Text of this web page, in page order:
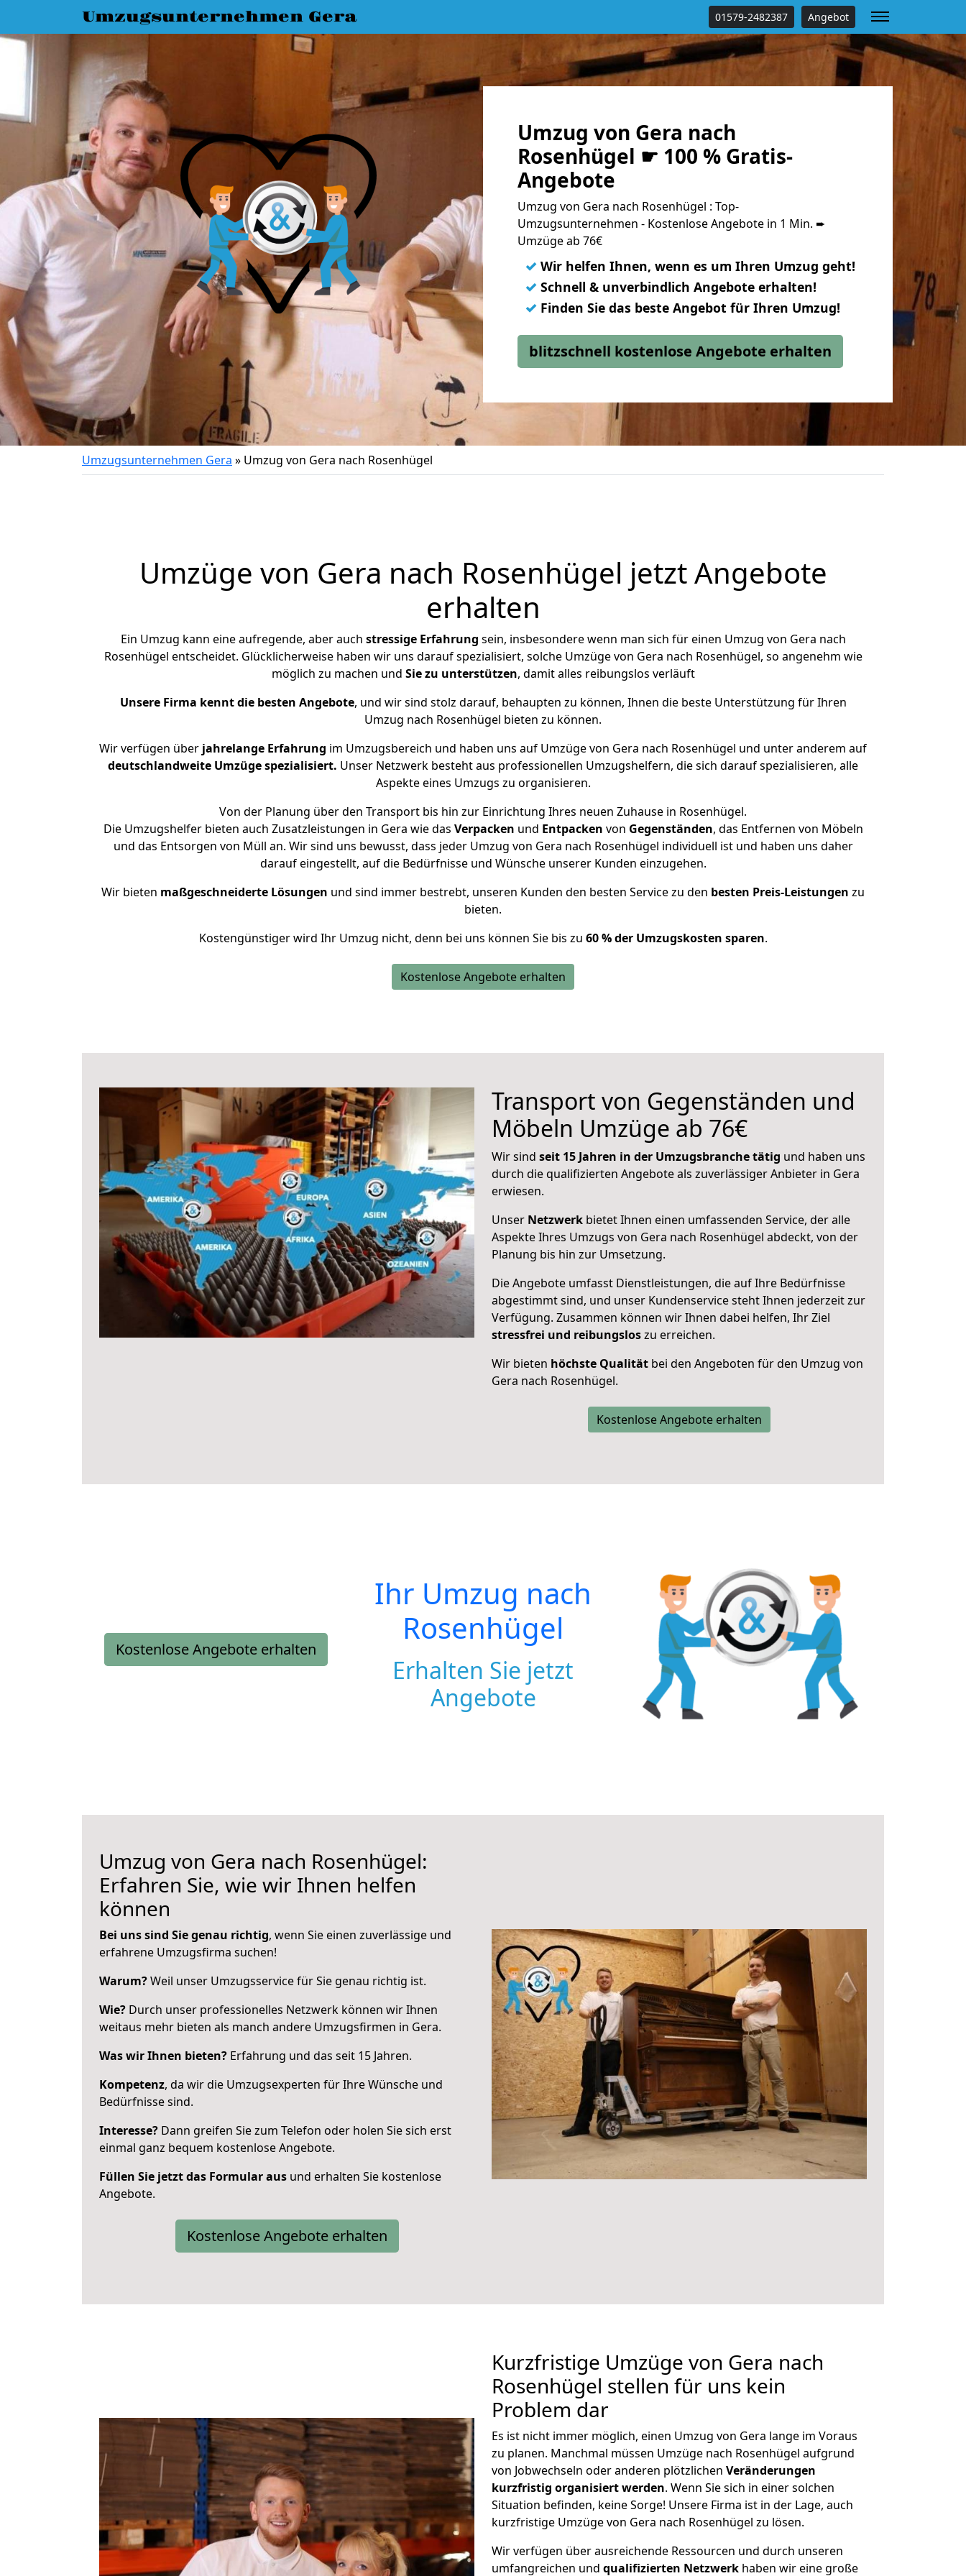
Umzugsunternehmen Gera 01579-2482387 Angebot
Umzug von Gera nach
Rosenhügel ☛ 100 % Gratis-
Angebote
Umzug von Gera nach Rosenhügel : Top-
Umzugsunternehmen - Kostenlose Angebote in 1 Min. ➨
Umzüge ab 76€
✓ Wir helfen Ihnen, wenn es um Ihren Umzug geht!
✓ Schnell & unverbindlich Angebote erhalten!
✓ Finden Sie das beste Angebot für Ihren Umzug!
blitzschnell kostenlose Angebote erhalten
Umzugsunternehmen Gera » Umzug von Gera nach Rosenhügel
Umzüge von Gera nach Rosenhügel jetzt Angebote
erhalten
Ein Umzug kann eine aufregende, aber auch stressige Erfahrung sein, insbesondere wenn man sich für einen Umzug von Gera nach
Rosenhügel entscheidet. Glücklicherweise haben wir uns darauf spezialisiert, solche Umzüge von Gera nach Rosenhügel, so angenehm wie
möglich zu machen und Sie zu unterstützen, damit alles reibungslos verläuft
Unsere Firma kennt die besten Angebote, und wir sind stolz darauf, behaupten zu können, Ihnen die beste Unterstützung für Ihren
Umzug nach Rosenhügel bieten zu können.
Wir verfügen über jahrelange Erfahrung im Umzugsbereich und haben uns auf Umzüge von Gera nach Rosenhügel und unter anderem auf
deutschlandweite Umzüge spezialisiert. Unser Netzwerk besteht aus professionellen Umzugshelfern, die sich darauf spezialisieren, alle
Aspekte eines Umzugs zu organisieren.
Von der Planung über den Transport bis hin zur Einrichtung Ihres neuen Zuhause in Rosenhügel.
Die Umzugshelfer bieten auch Zusatzleistungen in Gera wie das Verpacken und Entpacken von Gegenständen, das Entfernen von Möbeln
und das Entsorgen von Müll an. Wir sind uns bewusst, dass jeder Umzug von Gera nach Rosenhügel individuell ist und haben uns daher
darauf eingestellt, auf die Bedürfnisse und Wünsche unserer Kunden einzugehen.
Wir bieten maßgeschneiderte Lösungen und sind immer bestrebt, unseren Kunden den besten Service zu den besten Preis-Leistungen zu
bieten.
Kostengünstiger wird Ihr Umzug nicht, denn bei uns können Sie bis zu 60 % der Umzugskosten sparen.
Kostenlose Angebote erhalten
Transport von Gegenständen und
Möbeln Umzüge ab 76€
Wir sind seit 15 Jahren in der Umzugsbranche tätig und haben uns
durch die qualifizierten Angebote als zuverlässiger Anbieter in Gera
erwiesen.
Unser Netzwerk bietet Ihnen einen umfassenden Service, der alle
Aspekte Ihres Umzugs von Gera nach Rosenhügel abdeckt, von der
Planung bis hin zur Umsetzung.
Die Angebote umfasst Dienstleistungen, die auf Ihre Bedürfnisse
abgestimmt sind, und unser Kundenservice steht Ihnen jederzeit zur
Verfügung. Zusammen können wir Ihnen dabei helfen, Ihr Ziel
stressfrei und reibungsloszu erreichen.
Wir bieten höchste Qualität bei den Angeboten für den Umzug von
Gera nach Rosenhügel.
Kostenlose Angebote erhalten
Kostenlose Angebote erhalten
Ihr Umzug nach
Rosenhügel
Erhalten Sie jetzt
Angebote
Umzug von Gera nach Rosenhügel:
Erfahren Sie, wie wir Ihnen helfen
können
Bei uns sind Sie genau richtig, wenn Sie einen zuverlässige und
erfahrene Umzugsfirma suchen!
Warum?Weil unser Umzugsservice für Sie genau richtig ist.
Wie? Durch unser professionelles Netzwerk können wir Ihnen
weitaus mehr bieten als manch andere Umzugsfirmen in Gera.
Was wir Ihnen bieten? Erfahrung und das seit 15 Jahren.
Kompetenz, da wir die Umzugsexperten für Ihre Wünsche und
Bedürfnisse sind.
Interesse? Dann greifen Sie zum Telefon oder holen Sie sich erst
einmal ganz bequem kostenlose Angebote.
Füllen Sie jetzt das Formular aus und erhalten Sie kostenlose
Angebote.
Kostenlose Angebote erhalten
Kurzfristige Umzüge von Gera nach
Rosenhügel stellen für uns kein
Problem dar
Es ist nicht immer möglich, einen Umzug von Gera lange im Voraus
zu planen. Manchmal müssen Umzüge nach Rosenhügel aufgrund
von Jobwechseln oder anderen plötzlichen Veränderungen
kurzfristig organisiert werden. Wenn Sie sich in einer solchen
Situation befinden, keine Sorge! Unsere Firma ist in der Lage, auch
kurzfristige Umzüge von Gera nach Rosenhügel zu lösen.
Wir verfügen über ausreichende Ressourcen und durch unseren
umfangreichen und qualifizierten Netzwerk haben wir eine große